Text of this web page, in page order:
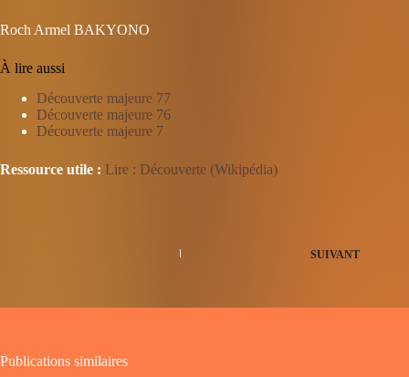
Roch Armel BAKYONO
À lire aussi
Découverte majeure 77
Découverte majeure 76
Découverte majeure 7
Ressource utile : Lire : Découverte (Wikipédia)
SUIVANT
Publications similaires